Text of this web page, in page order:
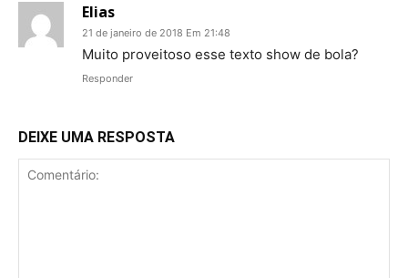
Elias
21 de janeiro de 2018 Em 21:48
Muito proveitoso esse texto show de bola?
Responder
DEIXE UMA RESPOSTA